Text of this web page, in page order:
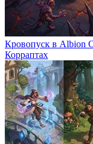
Кровопуск в Albion
Корраптах